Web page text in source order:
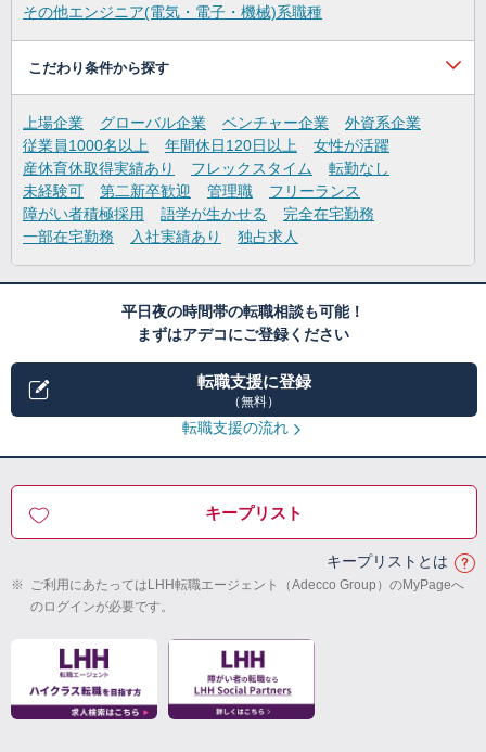
その他エンジニア(電気・電子・機械)系職種
こだわり条件から探す
上場企業 グローバル企業 ベンチャー企業
外資系企業
従業員1000名以上
年間休日120日以上
女性が活躍
産休育休取得実績あり
フレックスタイム
転勤なし
未経験可
第二新卒歓迎 管理職
フリーランス
障がい者積極採用
語学が生かせる
完全在宅勤務
一部在宅勤務
入社実績あり 独占求人
平日夜の時間帯の転職相談も可能！
まずはアデコにご登録ください
転職支援に登録
（無料）
転職支援の流れ
キープリスト
キープリストとは
※ ご利用にあたってはLHH転職エージェント（Adecco Group）のMyPageへ
のログインが必要です。